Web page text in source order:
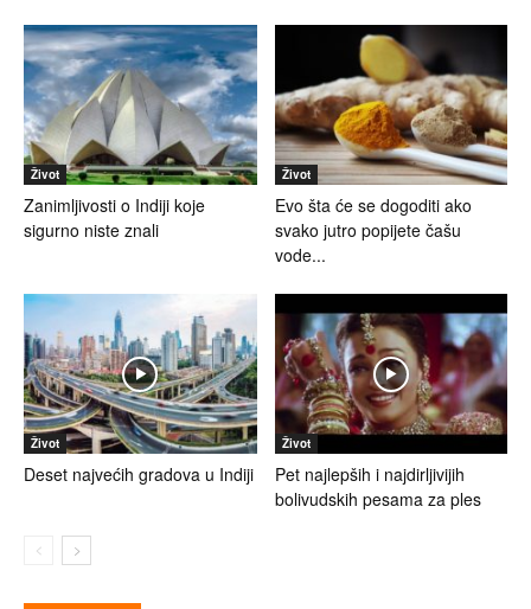
Život
Zanimljivosti o Indiji koje
sigurno niste znali
Život
Evo šta će se dogoditi ako
svako jutro popijete čašu
vode...
Život
Deset najvećih gradova u Indiji
Život
Pet najlepših i najdirljivijih
bolivudskih pesama za ples